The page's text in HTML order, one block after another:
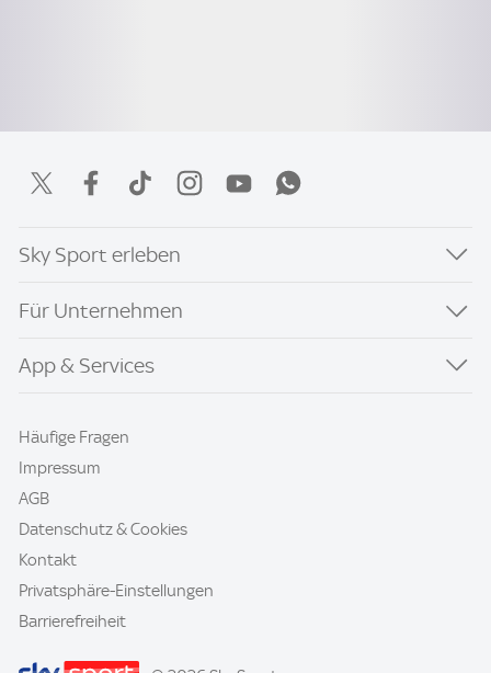
Sky Sport erleben
Für Unternehmen
App & Services
Häufige Fragen
Impressum
AGB
Datenschutz & Cookies
Kontakt
Privatsphäre-Einstellungen
Barrierefreiheit